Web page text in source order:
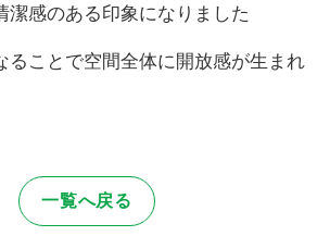
潔感のある印象になりました
ることで空間全体に開放感が生まれ
一覧へ戻る